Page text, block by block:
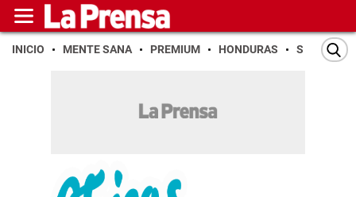
INICIO MENTE SANA PREMIUM HONDURAS SAN PEDRO